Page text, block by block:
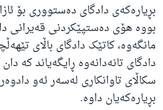
بڕیارەکەی دادگای دەستووری بۆ
مانگەوە، کاتێک دادگای باڵای
دادگای تانەدانەوە ڕایگەیاند کە
سکاڵای تاوانکاری لەسەر ئەو
بڕیارەکەیان داوە.